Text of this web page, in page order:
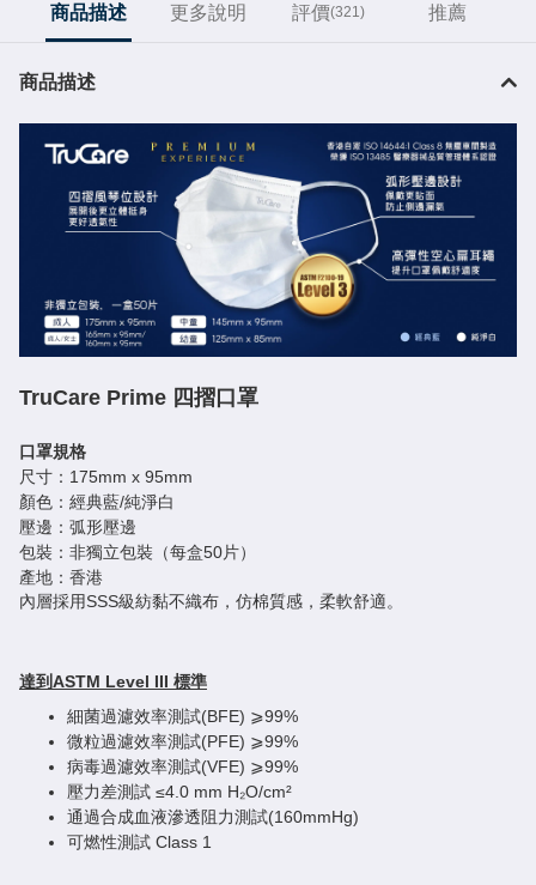
商品描述 更多說明 評價(321) 推薦
商品描述
TruCare Prime 四摺口罩
口罩規格
尺寸：175mm x 95mm
顏色：經典藍/純淨白
壓邊：弧形壓邊
包裝：非獨立包裝（每盒50片）
產地：香港
內層採用SSS級紡黏不織布，仿棉質感，柔軟舒適。
達到ASTM Level III 標準
細菌過濾效率測試(BFE) ⩾99%
微粒過濾效率測試(PFE) ⩾99%
病毒過濾效率測試(VFE) ⩾99%
壓力差測試 ≤4.0 mm H₂O/cm²
通過合成血液滲透阻力測試(160mmHg)
可燃性測試 Class 1